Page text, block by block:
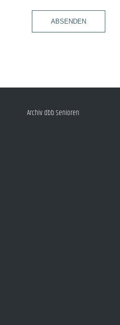
ABSENDEN
Archiv dbb Senioren